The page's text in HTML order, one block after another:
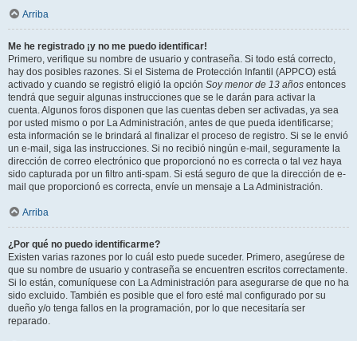
Arriba
Me he registrado ¡y no me puedo identificar!
Primero, verifique su nombre de usuario y contraseña. Si todo está correcto,
hay dos posibles razones. Si el Sistema de Protección Infantil (APPCO) está
activado y cuando se registró eligió la opción Soy menor de 13 años entonces
tendrá que seguir algunas instrucciones que se le darán para activar la
cuenta. Algunos foros disponen que las cuentas deben ser activadas, ya sea
por usted mismo o por La Administración, antes de que pueda identificarse;
esta información se le brindará al finalizar el proceso de registro. Si se le envió
un e-mail, siga las instrucciones. Si no recibió ningún e-mail, seguramente la
dirección de correo electrónico que proporcionó no es correcta o tal vez haya
sido capturada por un filtro anti-spam. Si está seguro de que la dirección de e-
mail que proporcionó es correcta, envíe un mensaje a La Administración.
Arriba
¿Por qué no puedo identificarme?
Existen varias razones por lo cuál esto puede suceder. Primero, asegúrese de
que su nombre de usuario y contraseña se encuentren escritos correctamente.
Si lo están, comuníquese con La Administración para asegurarse de que no ha
sido excluido. También es posible que el foro esté mal configurado por su
dueño y/o tenga fallos en la programación, por lo que necesitaría ser
reparado.